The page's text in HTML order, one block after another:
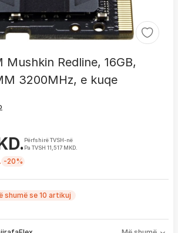
Mushkin Redline, 16GB,
3200MHz, e kuqe
Përfshirë TVSH-në
Pa TVSH 11,517 MKD.
-20%
shumë se 10 artikuj